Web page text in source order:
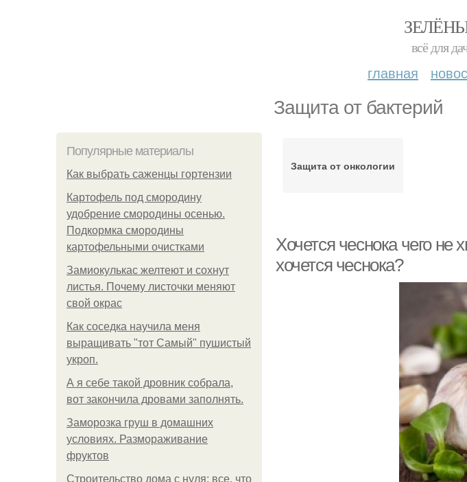
всё для
главная
Защита от бактерий
Популярные материалы
Как выбрать саженцы гортензии
Картофель под смородину
удобрение смородины осенью.
Подкормка смородины
картофельными очистками
Замиокулькас желтеют и сохнут
листья. Почему листочки меняют
свой окрас
Как соседка научила меня
выращивать "тот Самый" пушистый
укроп.
А я себе такой дровник собрала,
вот закончила дровами заполнять.
Заморозка груш в домашних
условиях. Размораживание
фруктов
Строительство дома с нуля: все, что
Защита от онкологии
Хочется чеснока чего не
хочется чеснока?